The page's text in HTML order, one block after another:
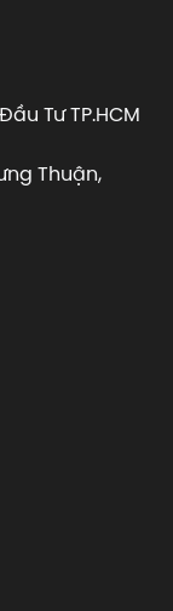
Tư TP.HCM
Thuận,